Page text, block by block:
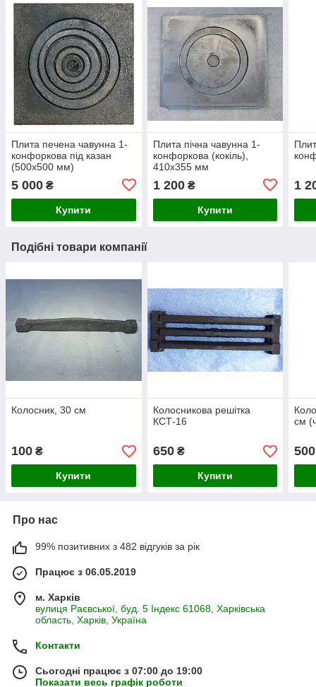
Плита печена чавунна 1-
конфоркова під казан
(500х500 мм)
5 000 ₴
Купити
Плита пічна чавунна 1-
конфоркова (кокіль),
410х355 мм
1 200₴
Купити
1
Подібні товари компанії
Колосник, 30 см
100 ₴
Купити
Колосникова решітка
КСТ-16
650₴
Купити
см
500
Про нас
99% позитивних з 482 відгуків за рік
Працює з 06.05.2019
м. Харків
вулиця Раєвської, буд. 5 Індекс 61068, Харківська
область, Харків, Україна
Контакти
Сьогодні працює з 07:00 до 19:00
Показати весь графік роботи